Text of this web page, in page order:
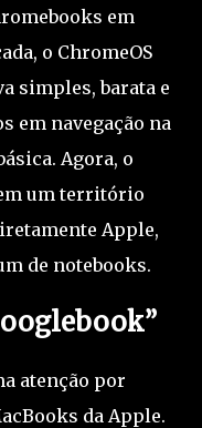
em
o ChromeOS
simples, barata e
em navegação na
Agora, o
um território
Apple,
de notebooks.
atenção por
da Apple.